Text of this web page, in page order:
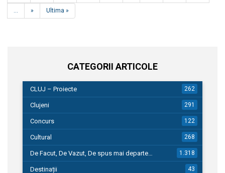
... » Ultima »
CATEGORII ARTICOLE
CLUJ – Proiecte 262
Clujeni 291
Concurs 122
Cultural 268
De Facut, De Vazut, De spus mai departe… 1.318
Destinații 43